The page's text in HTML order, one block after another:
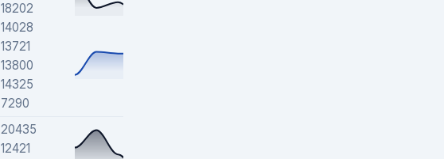
18202
14028
13721
13800
14325
7290
20435
12421